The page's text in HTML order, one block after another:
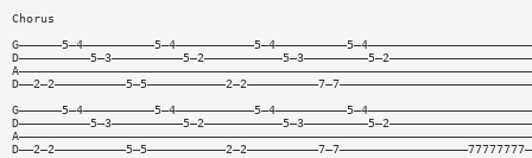
Chorus